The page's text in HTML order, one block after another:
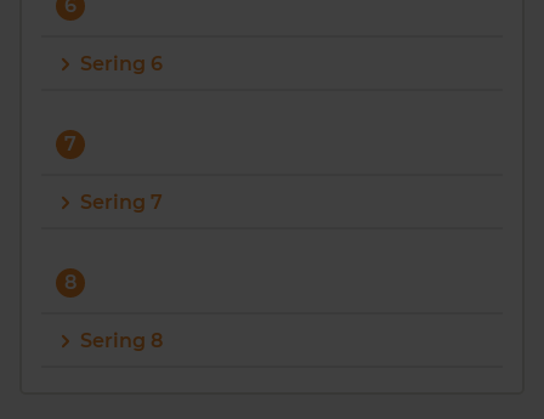
6
Sering 6
7
Sering 7
8
Sering 8